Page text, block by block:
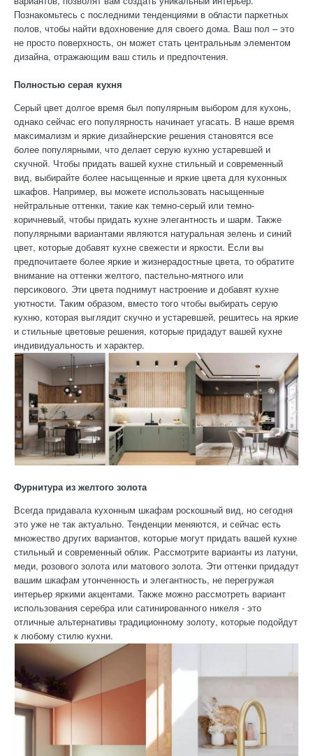
Познакомьтесь с последними тенденциями в области паркетных
полов, чтобы найти вдохновение для своего дома. Ваш пол – это
не просто поверхность, он может стать центральным элементом
дизайна, отражающим ваш стиль и предпочтения.
Полностью серая кухня
Серый цвет долгое время был популярным выбором для кухонь,
однако сейчас его популярность начинает угасать. В наше время
максимализм и яркие дизайнерские решения становятся все
более популярными, что делает серую кухню устаревшей и
скучной. Чтобы придать вашей кухне стильный и современный
вид, выбирайте более насыщенные и яркие цвета для кухонных
шкафов. Например, вы можете использовать насыщенные
нейтральные оттенки, такие как темно-серый или темно-
коричневый, чтобы придать кухне элегантность и шарм. Также
популярными вариантами являются натуральная зелень и синий
цвет, которые добавят кухне свежести и яркости. Если вы
предпочитаете более яркие и жизнерадостные цвета, то обратите
внимание на оттенки желтого, пастельно-мятного или
персикового. Эти цвета поднимут настроение и добавят кухне
уютности. Таким образом, вместо того чтобы выбирать серую
кухню, которая выглядит скучно и устаревшей, решитесь на яркие
и стильные цветовые решения, которые придадут вашей кухне
индивидуальность и характер.
Фурнитура из желтого золота
Всегда придавала кухонным шкафам роскошный вид, но сегодня
это уже не так актуально. Тенденции меняются, и сейчас есть
множество других вариантов, которые могут придать вашей кухне
стильный и современный облик. Рассмотрите варианты из латуни,
меди, розового золота или матового золота. Эти оттенки придадут
вашим шкафам утонченность и элегантность, не перегружая
интерьер яркими акцентами. Также можно рассмотреть вариант
использования серебра или сатинированного никеля - это
отличные альтернативы традиционному золоту, которые подойдут
к любому стилю кухни.